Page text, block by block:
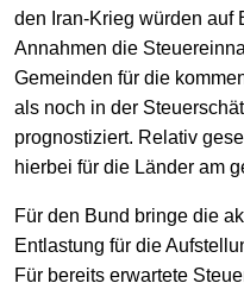
den Iran-Krieg würden auf
Annahmen die
Gemeinden für die
als noch in der
prognostiziert. Relativ
hierbei für die Länder am
Für den Bund bringe die
Entlastung für die
Für bereits erwartete